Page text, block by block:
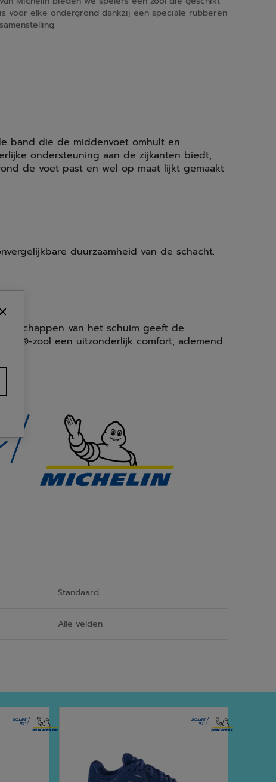
is voor elke ondergrond dankzij een speciale rubberen
samenstelling.
band die de middenvoet omhult en
ondersteuning aan de zijkanten biedt,
de voet past en wel op maat lijkt gemaakt
duurzaamheid van de schacht.
van het schuim geeft de
zool een uitzonderlijk comfort, ademend
Standaard
Alle velden